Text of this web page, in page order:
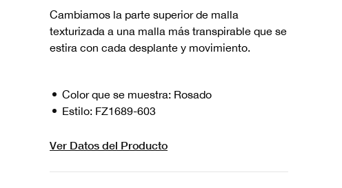
Cambiamos la parte superior de malla
texturizada a una malla más transpirable que se
estira con cada desplante y movimiento.
Color que se muestra: Rosado
Estilo: FZ1689-603
Ver Datos del Producto